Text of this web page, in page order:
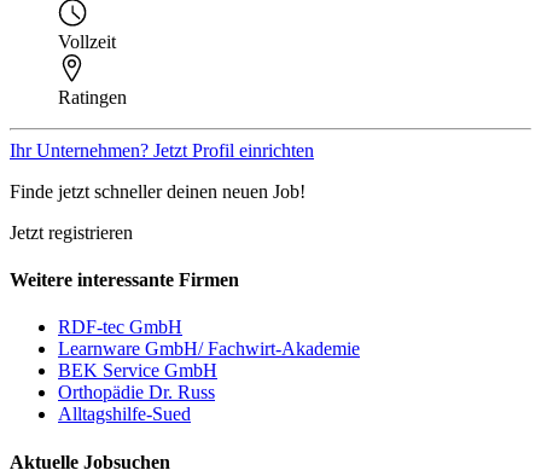
Vollzeit
Ratingen
Ihr Unternehmen? Jetzt Profil einrichten
Finde jetzt schneller deinen neuen Job!
Jetzt registrieren
Weitere interessante Firmen
RDF-tec GmbH
Learnware GmbH/ Fachwirt-Akademie
BEK Service GmbH
Orthopädie Dr. Russ
Alltagshilfe-Sued
Aktuelle Jobsuchen